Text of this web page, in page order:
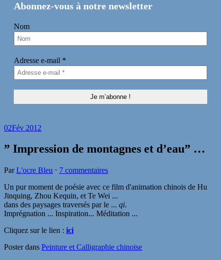
Abonnez-vous à notre newsletter
Nom
Adresse e-mail *
02Fév 2012
” Impression de montagnes et d’eau” …
ParL'ocre Bleu ⋅ 7 commentaires
Un pur moment de poésie avec ce film d'animation chinois de Hu
Jinquing, Zhou Kequin, et Te Wei ...
dans des paysages traversés par le ... qi.
Imprégnation ... Inspiration... Méditation ...
Cliquez sur le lien : ici
Poster dans Peinture et Calligraphie chinoise